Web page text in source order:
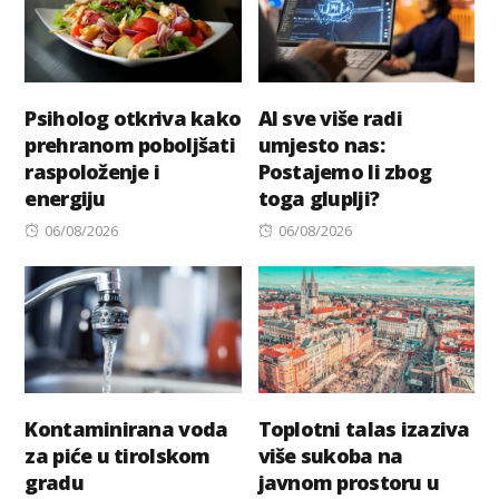
Psiholog otkriva kako
prehranom poboljšati
raspoloženje i
energiju
Posted
06/08/2026
AI sve više radi
umjesto nas:
Postajemo li zbog
toga gluplji?
Posted
06/08/2026
Kontaminirana voda
za piće u tirolskom
gradu
Toplotni talas izaziva
više sukoba na
javnom prostoru u